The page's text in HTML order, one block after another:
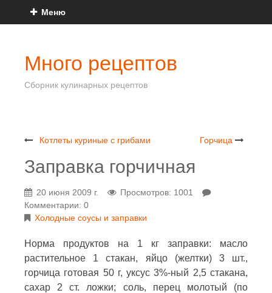
Меню
Много рецептов
Сборник кулинарных рецептов
Котлеты куриные с грибами Горчица
Заправка горчичная
20 июня 2009 г.
Просмотров: 1001
Комментарии: 0
Холодные соусы и заправки
Норма продуктов на 1 кг заправки: масло
растительное 1 стакан, яйцо (желтки) 3 шт.,
горчица готовая 50 г, уксус 3%-ный 2,5 стакана,
сахар 2 ст. ложки; соль, перец молотый (по